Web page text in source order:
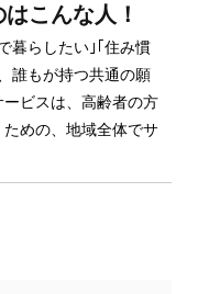
こんな人！
暮らしたい｣｢住み慣
誰もが持つ共通の願
ビスは、高齢者の方
めの、地域全体でサ